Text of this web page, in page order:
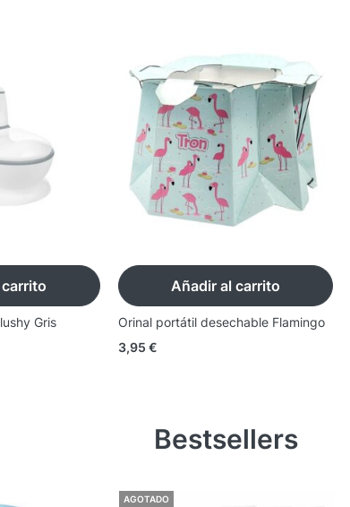
Gris
Añadir al carrito
Orinal portátil desechable Flamingo
3,95 €
Bestsellers
AGOTADO